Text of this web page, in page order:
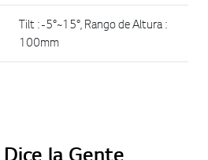
Tilt : -5°~15°, Rango de Altura :
100mm
la Gente